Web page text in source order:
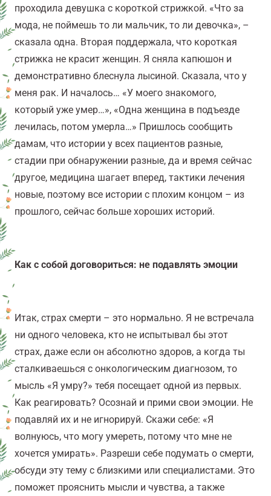
проходила девушка с короткой стрижкой. «Что за
мода, не поймешь то ли мальчик, то ли девочка», –
сказала одна. Вторая поддержала, что короткая
стрижка не красит женщин. Я сняла капюшон и
демонстративно блеснула лысиной. Сказала, что у
меня рак. И началось… «У моего знакомого,
который уже умер…», «Одна женщина в подъезде
лечилась, потом умерла…» Пришлось сообщить
дамам, что истории у всех пациентов разные,
стадии при обнаружении разные, да и время сейчас
другое, медицина шагает вперед, тактики лечения
новые, поэтому все истории с плохим концом – из
прошлого, сейчас больше хороших историй.
Как с собой договориться: не подавлять эмоции
Итак, страх смерти – это нормально. Я не встречала
ни одного человека, кто не испытывал бы этот
страх, даже если он абсолютно здоров, а когда ты
сталкиваешься с онкологическим диагнозом, то
мысль «Я умру?» тебя посещает одной из первых.
Как реагировать? Осознай и прими свои эмоции. Не
подавляй их и не игнорируй. Скажи себе: «Я
волнуюсь, что могу умереть, потому что мне не
хочется умирать». Разреши себе подумать о смерти,
обсуди эту тему с близкими или специалистами. Это
поможет прояснить мысли и чувства, а также